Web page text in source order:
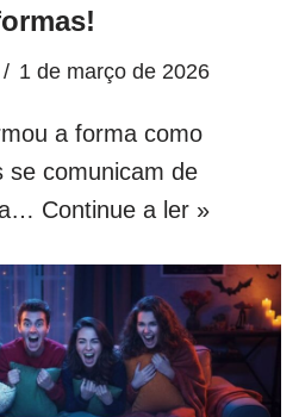
1 de março de 2026
a forma como
se comunicam de
Continue a ler »